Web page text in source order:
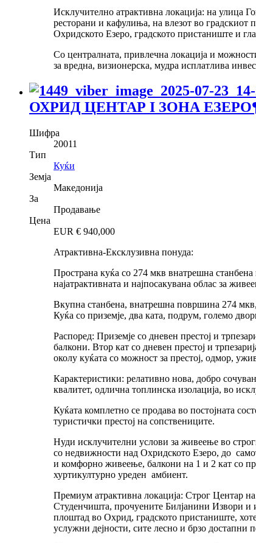
Исклучително атрактивна локација: на улица
ресторани и кафулиња, на влезот во
Охридското Езеро, градското пристаниште и
Со централната, привлечна локација и
за вредна, визионерска, мудра исплатлива
ОХРИД ЦЕНТАР I ЗОНА ЕЗЕРО
Шифра
20011
Тип
Куќи
Земја
Македонија
За
Продавање
Цена
EUR € 940,000
Атрактивна-Ексклузивна понуда:
Пространа куќа со 274 мкв внатрешна
најатрактивната и најпосакувана облас за
Вкупна станбена, внатрешна површина 274
Куќа со приземје, два ката, подрум, големо
Распоред: Приземје со дневен престој и
балкони. Втор кат со дневен престој и
околу куќата со можност за престој, одмор,
Карактеристики: релативно нова, добро
квалитет, одлична топлинска изолација, во
Куќата комплетно се продава во постојната
туристички престој на сопствениците.
Нуди исклучителни услови за живеење во
со недвижности над Охридското Езеро, до
и комфорно живеење, балкони на 1 и 2 кат со
хуртикултурно уреден амбиент.
Премиум атрактивна локација: Строг Центар
Студенчишта, прочуените Билјанини Извори и
плоштад во Охрид, градското пристаниште,
услужни дејности, сите лесно и брзо достапни